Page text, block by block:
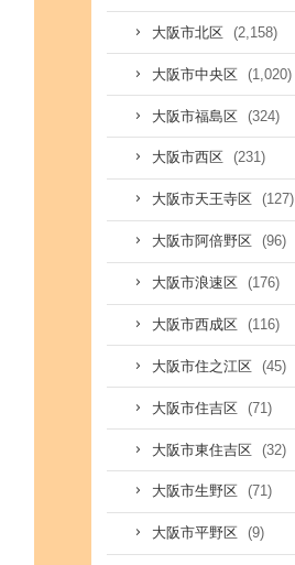
大阪市北区 (2,158)
大阪市中央区 (1,020)
大阪市福島区 (324)
大阪市西区 (231)
大阪市天王寺区 (127)
大阪市阿倍野区 (96)
大阪市浪速区 (176)
大阪市西成区 (116)
大阪市住之江区 (45)
大阪市住吉区 (71)
大阪市東住吉区 (32)
大阪市生野区 (71)
大阪市平野区 (9)